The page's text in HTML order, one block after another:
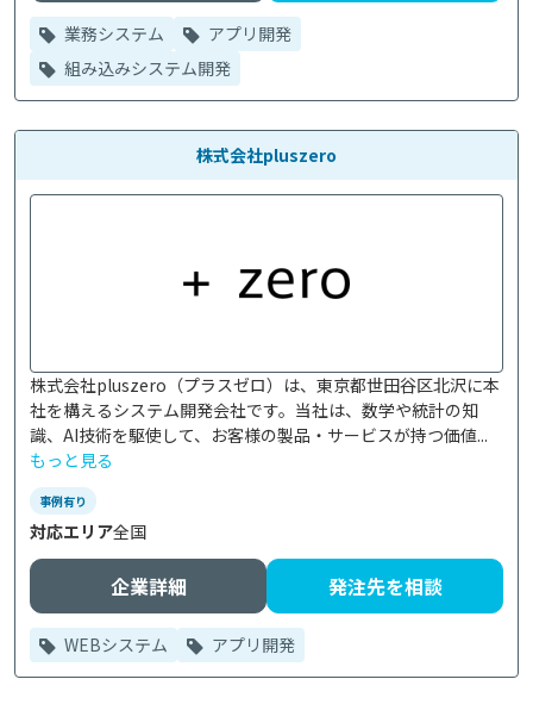
業務システム
アプリ開発
組み込みシステム開発
株式会社pluszero
株式会社pluszero（プラスゼロ）は、東京都世田谷区北沢に本
社を構えるシステム開発会社です。当社は、数学や統計の知
識、AI技術を駆使して、お客様の製品・サービスが持つ価値...
もっと見る
事例有り
対応エリア全国
企業詳細 発注先を相談
WEBシステム アプリ開発